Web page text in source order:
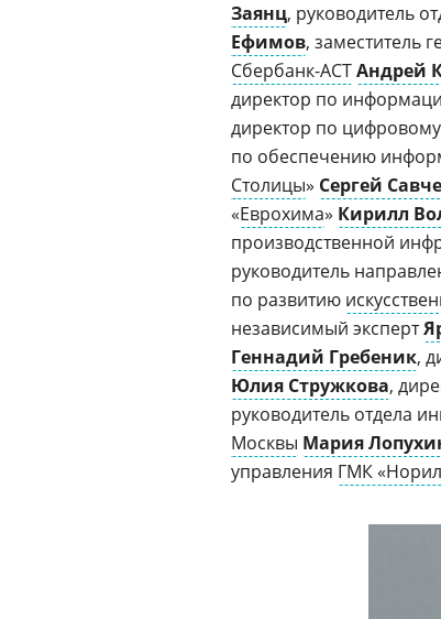
Заянц, руководитель
Ефимов, заместитель
Сбербанк-АСТАндрей
директор по
директор по
по обеспечению
Столицы» Сергей
«Еврохима» Кирилл
производственной
руководитель
по развитию
независимый эксперт
Геннадий Гребеник,
Юлия Стружкова,
руководитель отдела
Москвы Мария
управления ГМК